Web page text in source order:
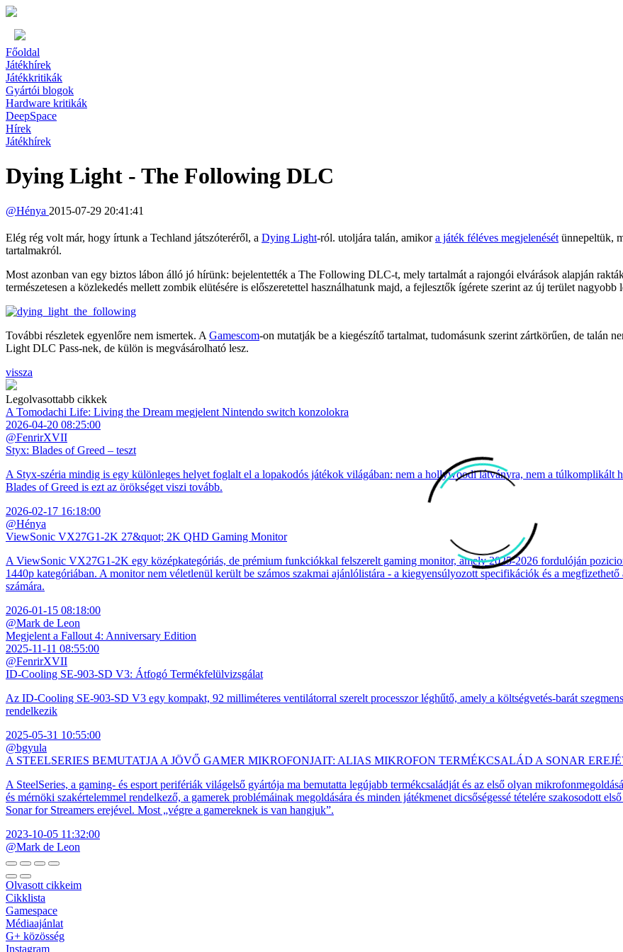
Főoldal
Játékhírek
Játékkritikák
Gyártói blogok
Hardware kritikák
DeepSpace
Hírek
Játékhírek
Dying Light - The Following DLC
@Hénya 2015-07-29 20:41:41
Elég rég volt már, hogy írtunk a Techland játszóteréről, a Dying Light-ról. utoljára talán, amikora játék féléves megjelenését ünnepeltük,
tartalmakról.
Most azonban van egy biztos lábon álló jó hírünk: bejelentették a The Following DLC-t, mely tartalmát a rajongói elvárások alapján
természetesen a közlekedés mellett zombik elütésére is előszeretettel használhatunk majd, a fejlesztők ígérete szerint az új terület nagyobb
További részletek egyenlőre nem ismertek. A Gamescom-on mutatják be a kiegészítő tartalmat, tudomásunk szerint zártkörűen, de talán
Light DLC Pass-nek, de külön is megvásárolható lesz.
vissza
Legolvasottabb cikkek
A Tomodachi Life: Living the Dream megjelent Nintendo switch konzolokra
2026-04-20 08:25:00
@FenrirXVII
Styx: Blades of Greed – teszt
A Styx-széria mindig is egy különleges helyet foglalt el a lopakodós játékok világában: nem a hollywoodi látványra, nem a túlkomplikált
Blades of Greed is ezt az örökséget viszi tovább.
2026-02-17 16:18:00
@Hénya
ViewSonic VX27G1-2K 27&quot; 2K QHD Gaming Monitor
A ViewSonic VX27G1-2K egy középkategóriás, de prémium funkciókkal felszerelt gaming monitor, amely 2025-2026 fordulóján
1440p kategóriában. A monitor nem véletlenül került be számos szakmai ajánlólistára - a kiegyensúlyozott specifikációk és a
számára.
2026-01-15 08:18:00
@Mark de Leon
Megjelent a Fallout 4: Anniversary Edition
2025-11-11 08:55:00
@FenrirXVII
ID-Cooling SE-903-SD V3: Átfogó Termékfelülvizsgálat
Az ID-Cooling SE-903-SD V3 egy kompakt, 92 milliméteres ventilátorral szerelt processzor léghűtő, amely a költségvetés-barát
rendelkezik
2025-05-31 10:55:00
@bgyula
A STEELSERIES BEMUTATJA A JÖVŐ GAMER MIKROFONJAIT: ALIAS MIKROFON TERMÉKCSALÁD A SONAR
A SteelSeries, a gaming- és esport perifériák világelső gyártója ma bemutatta legújabb termékcsaládját és az első olyan
és mérnöki szakértelemmel rendelkező, a gamerek problémáinak megoldására és minden játékmenet dicsőségessé tételére szakosodott
Sonar for Streamers erejével. Most „végre a gamereknek is van hangjuk”.
2023-10-05 11:32:00
@Mark de Leon
Olvasott cikkeim
Cikklista
Gamespace
Médiaajánlat
G+ közösség
Instagram